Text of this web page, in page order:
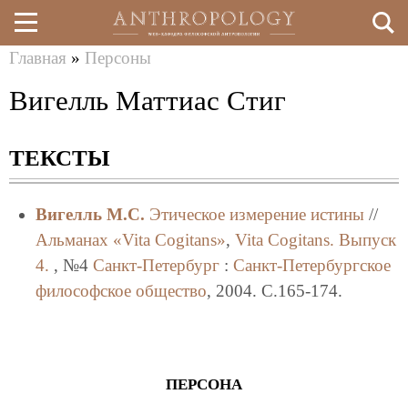
Перейти
к
содержанию
здесь
Главная » Персоны
Вигелль Маттиас Стиг
ТЕКСТЫ
Вигелль М.С. Этическое измерение истины//
Альманах «Vita Cogitans», Vita Cogitans. Выпуск
4. , №4 Санкт-Петербург: Санкт-Петербургское
философское общество, 2004. C.165-174.
ПЕРСОНА